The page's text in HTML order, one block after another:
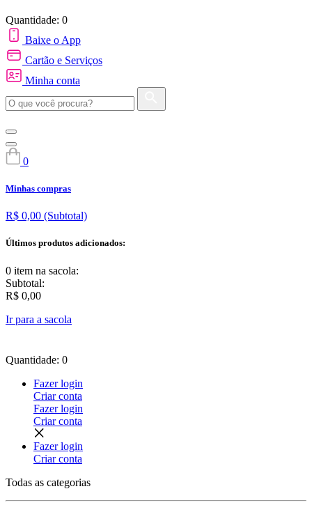
Quantidade: 0
Baixe o App
Cartão e Serviços
Minha conta
0
Minhas compras
R$ 0,00 (Subtotal)
Últimos produtos adicionados:
0 item na sacola:
Subtotal:
R$ 0,00
Ir para a sacola
Quantidade: 0
Fazer login
Criar conta
Fazer login
Criar conta
Fazer login
Criar conta
Todas as categorias